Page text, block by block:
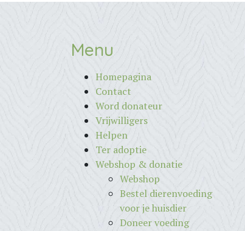
Menu
Homepagina
Contact
Word donateur
Vrijwilligers
Helpen
Ter adoptie
Webshop & donatie
Webshop
Bestel dierenvoeding
voor je huisdier
Doneer voeding